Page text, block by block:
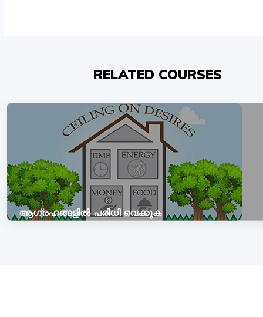
RELATED COURSES
ആഗ്രഹങ്ങളിൽ പരിധി വെക്കുക